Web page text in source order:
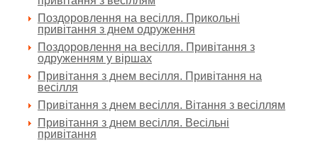
Поздоровлення на весілля. Прикольні
привітання з днем одруження
Поздоровлення на весілля. Привітання з
одруженням у віршах
Привітання з днем весілля. Привітання на
весілля
Привітання з днем весілля. Вітання з весіллям
Привітання з днем весілля. Весільні
привітання